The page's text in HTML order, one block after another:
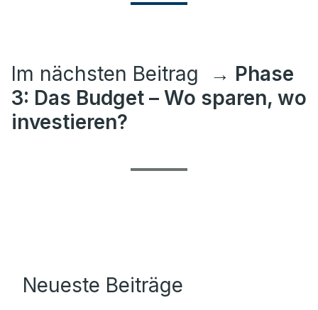
Im nächsten Beitrag
→ Phase
3: Das Budget – Wo sparen, wo
investieren?
Neueste Beiträge